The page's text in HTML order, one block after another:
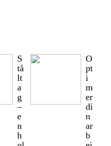
S
tå
lt
a
g
–
e
n
h
O
pt
i
m
er
di
n
ar
b